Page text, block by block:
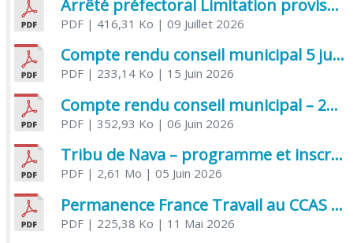
Arrêté préfectoral Limitation provisoire des usages de l’eau
PDF| 416,31 Ko | 09 Juillet 2026
Compte rendu conseil municipal 5 juin 2026 sénatoriale
PDF| 233,14 Ko | 15 Juin 2026
Compte rendu conseil municipal – 21 avril 2026
PDF| 352,93 Ko | 06 Juin 2026
Tribu de Nava – programme et inscriptions été 2026
PDF| 2,61 Mo | 05 Juin 2026
Permanence France Travail au CCAS de Saujon Juin 2026
PDF| 225,38 Ko | 11 Mai 2026